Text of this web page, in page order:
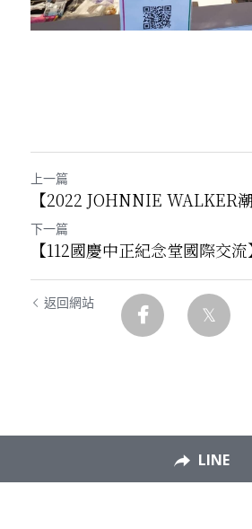
上一篇
【2022 JOHNNIE WALKER潮
下一篇
【112國慶中正紀念堂國際交流
返回網站
LINE